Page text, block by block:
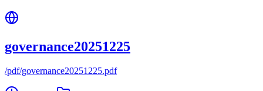
governance20251225
/pdf/governance20251225.pdf